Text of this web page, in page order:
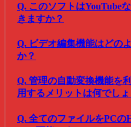
Q. このソフトはYouTube
きますか？
Q. ビデオ編集機能はどの
か？
Q. 管理の自動変換機能を
用するメリットは何でしょ
Q. 全てのファイルをPCの